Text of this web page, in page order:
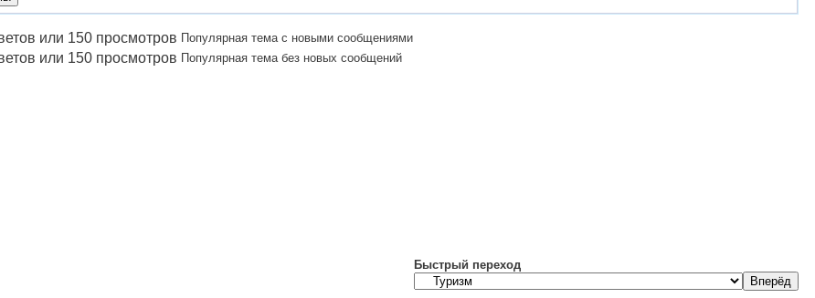
Популярная тема с новыми сообщениями
Популярная тема без новых сообщений
Быстрый переход